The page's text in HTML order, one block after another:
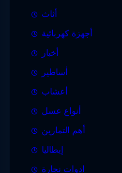
أثاث
أجهزة كهربائية
أخبار
أساطير
أعشاب
أنواع عسل
أهم التمارين
إيطاليا
ادوات نجارة